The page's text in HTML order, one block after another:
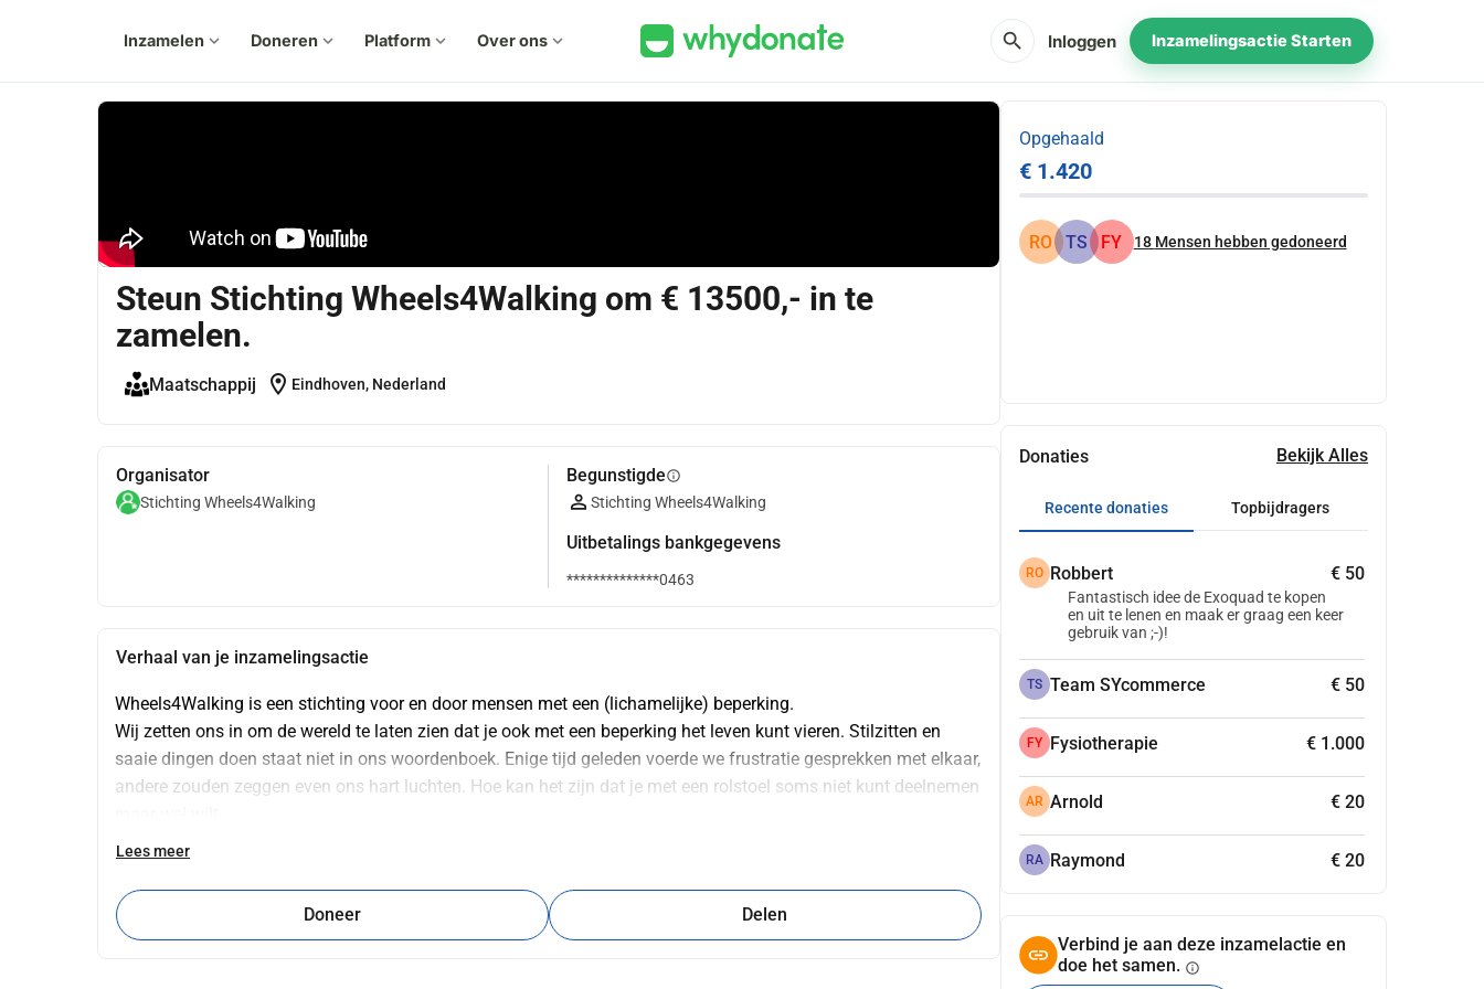
Inzamelen expand_more Doneren expand_more Platform expand_more Over ons expand_more search Inloggen Inzamelingsactie Starten
Steun Stichting Wheels4Walking om € 13500,- in te
zamelen.
Maatschappij location_on Eindhoven, Nederland
Organisator
Stichting Wheels4Walking
Begunstigdeinfo
Stichting Wheels4Walking
Uitbetalings bankgegevens
**************0463
Verhaal van je inzamelingsactie
Wheels4Walking is een stichting voor en door mensen met een (lichamelijke) beperking.
Wij zetten ons in om de wereld te laten zien dat je ook met een beperking het leven kunt vieren. Stilzitten en
saaie dingen doen staat niet in ons woordenboek. Enige tijd geleden voerde we frustratie gesprekken met elkaar,
andere zouden zeggen even ons hart luchten. Hoe kan het zijn dat je met een rolstoel soms niet kunt deelnemen
Daar kwam uiteindelijk het antwoord : omdat er niet voldoende uitleenmogelijkheden zijn.
rustige wandeling door de natuur, op een avontuurlijke vakantie met je gezin kan, of simpelweg weer deel
uitmaken van de maatschappij zonder obstakels.
Lees meer
Doneer Delen
Opgehaald
€ 1.420
RO TS FY 18 Mensen hebben gedoneerd
Donaties Bekijk Alles
Recente donaties Topbijdragers
RO Robbert € 50
Fantastisch idee de Exoquad te kopen
en uit te lenen en maak er graag een keer
gebruik van ;-)!
TS Team SYcommerce € 50
FY Fysiotherapie € 1.000
AR Arnold € 20
RA Raymond € 20
Verbind je aan deze inzamelactie en
doe het samen. info